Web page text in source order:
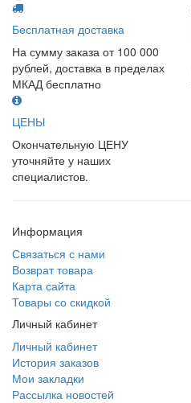
Бесплатная доставка
На сумму заказа от 100 000
рублей, доставка в пределах
МКАД бесплатно
ЦЕНЫ
Окончательную ЦЕНУ
уточняйте у наших
специалистов.
Информация
Связаться с нами
Возврат товара
Карта сайта
Товары со скидкой
Личный кабинет
Личный кабинет
История заказов
Мои закладки
Рассылка новостей